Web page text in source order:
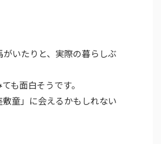
いたりと、実際の暮らしぶ
も面白そうです。
童」に会えるかもしれない